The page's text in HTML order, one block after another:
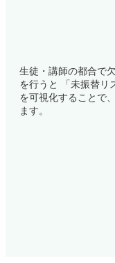
生徒・講師の都合で
を行うと 「未振替リ
を可視化することで
ます。